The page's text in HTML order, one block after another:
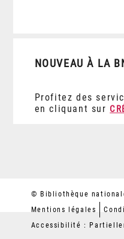
NOUVEAU À LA
Profitez des
en cliquant sur
© Bibliothèque
Mentions légales
Accessibilité :